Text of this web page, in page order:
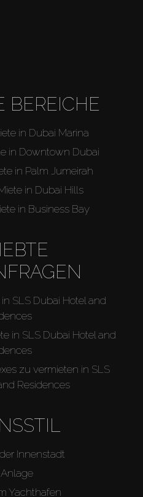
BEREICHE
in Dubai Marina
in Downtown Dubai
in Palm Jumeirah
in Dubai Hills
in Business Bay
SLS Dubai Hotel and
in SLS Dubai Hotel and
zu vermieten in SLS
Residences
Innenstadt
Yachthafen